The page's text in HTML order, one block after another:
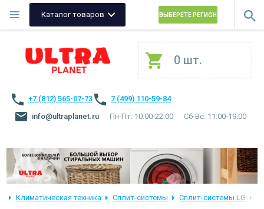
Каталог товаров ВЫБЕРЕТЕ РЕГИОН
0 шт.
+7 (812) 565-07-73
7 (499) 110-59-84
info@ultraplanet.ru
Пн-Пт: 10:00-22:00 Сб-Вс: 11:00-19:00
Климатическая техника Сплит-системы Сплит-системы LG